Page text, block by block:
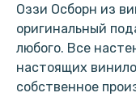
Оззи Осборн из
оригинальный
любого. Все
настоящих
собственное